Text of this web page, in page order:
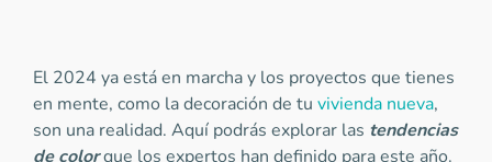
El 2024 ya está en marcha y los proyectos que tienes
en mente, como la decoración de tu vivienda nueva,
son una realidad. Aquí podrás explorar las tendencias
de colorque los expertos han definido para este año.